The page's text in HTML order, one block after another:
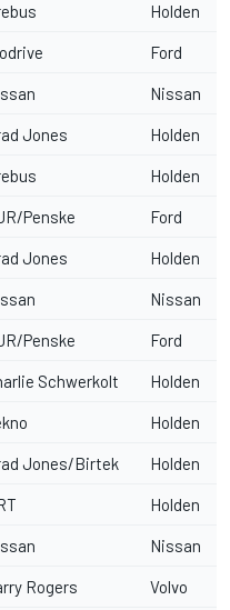
Holden
Ford
Nissan
Jones Holden
Holden
Penske Ford
Jones Holden
Nissan
Penske Ford
Schwerkolt Holden
Holden
Jones/Birtek Holden
Holden
Nissan
Rogers Volvo